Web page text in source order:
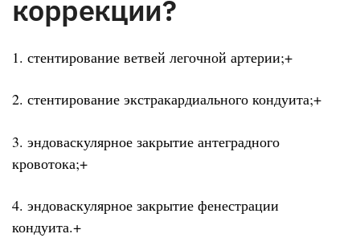
коррекции?
1. стентирование ветвей легочной артерии;+
2. стентирование экстракардиального кондуита;+
3. эндоваскулярное закрытие антеградного
кровотока;+
4. эндоваскулярное закрытие фенестрации
кондуита.+